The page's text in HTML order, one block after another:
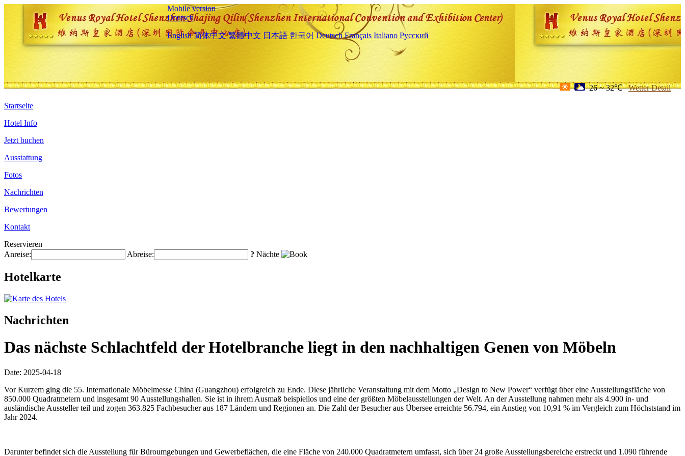
Mobile version
Deutsch
English 简体中文 繁體中文 日本語 한국어 Deutsch Français Italiano Русский
26 ~ 32℃ Wetter Detail
Startseite
Hotel Info
Jetzt buchen
Ausstattung
Fotos
Nachrichten
Bewertungen
Kontakt
Reservieren
Anreise:
Abreise: ? Nächte
Hotelkarte
Nachrichten
Das nächste Schlachtfeld der Hotelbranche liegt in den nachhaltigen Genen von Möbeln
Date: 2025-04-18
Vor Kurzem ging die 55. Internationale Möbelmesse China (Guangzhou) erfolgreich zu Ende. Diese jährliche Veranstaltung mit dem Motto „Design to New Power“ verfügt über eine Ausstellungsfläche von
850.000 Quadratmetern und insgesamt 90 Ausstellungshallen. Sie ist in ihrem Ausmaß beispiellos und eine der größten Möbelausstellungen der Welt. An der Ausstellung nahmen mehr als 4.900 in- und
ausländische Aussteller teil und zogen 363.825 Fachbesucher aus 187 Ländern und Regionen an. Die Zahl der Besucher aus Übersee erreichte 56.794, ein Anstieg von 10,91 % im Vergleich zum Höchststand im
Jahr 2024.
Darunter befindet sich die Ausstellung für Büroumgebungen und Gewerbeflächen, die eine Fläche von 240.000 Quadratmetern umfasst, sich über 24 große Ausstellungsbereiche erstreckt und 1.090 führende